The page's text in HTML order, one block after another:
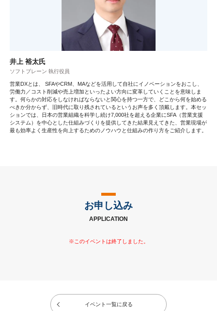
井上 裕太氏
ソフトブレーン 執行役員
営業DXとは、 SFAやCRM、MAなどを活用して自社にイノベーションをおこし、
労働力／コスト削減や売上増加といったよい方向に変革していくことを意味しま
す。何らかの対応をしなければならないと関心を持つ一方で、どこから何を始める
べきか分からず、旧時代に取り残されているというお声を多く頂戴します。本セッ
ションでは、日本の営業組織を科学し続け7,000社を超える企業にSFA（営業支援
システム）を中心とした仕組みづくりを提供してきた結果見えてきた、営業現場が
最も効率よく生産性を向上するためのノウハウと仕組みの作り方をご紹介します。
お申し込み
APPLICATION
イベント一覧に戻る